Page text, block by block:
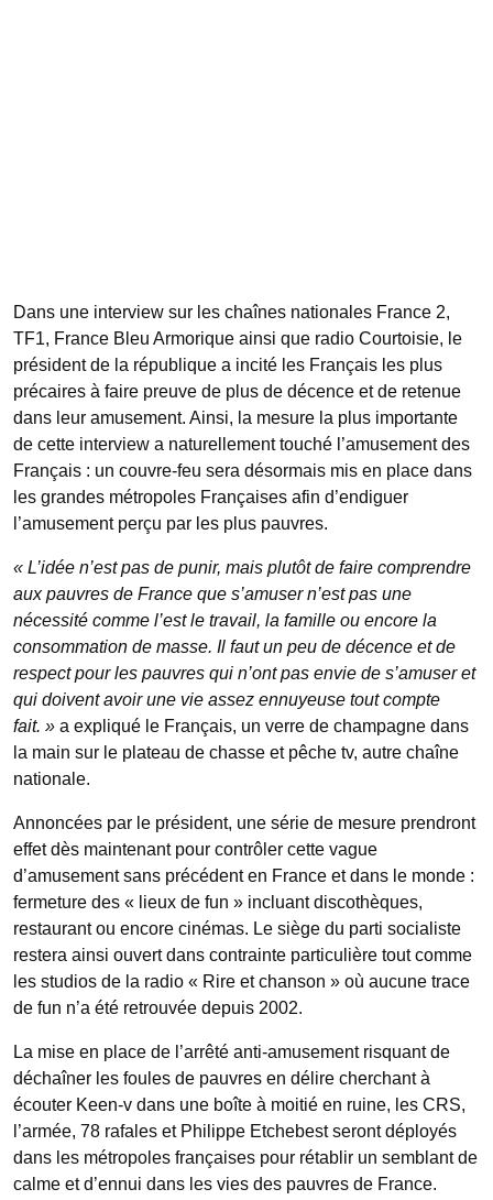
Dans une interview sur les chaînes nationales France 2,
TF1, France Bleu Armorique ainsi que radio Courtoisie, le
président de la république a incité les Français les plus
précaires à faire preuve de plus de décence et de retenue
dans leur amusement. Ainsi, la mesure la plus importante
de cette interview a naturellement touché l’amusement des
Français : un couvre-feu sera désormais mis en place dans
les grandes métropoles Françaises afin d’endiguer
l’amusement perçu par les plus pauvres.
« L’idée n’est pas de punir, mais plutôt de faire comprendre
aux pauvres de France que s’amuser n’est pas une
nécessité comme l’est le travail, la famille ou encore la
consommation de masse. Il faut un peu de décence et de
respect pour les pauvres qui n’ont pas envie de s’amuser et
qui doivent avoir une vie assez ennuyeuse tout compte
fait. » a expliqué le Français, un verre de champagne dans
la main sur le plateau de chasse et pêche tv, autre chaîne
nationale.
Annoncées par le président, une série de mesure prendront
effet dès maintenant pour contrôler cette vague
d’amusement sans précédent en France et dans le monde :
fermeture des « lieux de fun » incluant discothèques,
restaurant ou encore cinémas. Le siège du parti socialiste
restera ainsi ouvert dans contrainte particulière tout comme
les studios de la radio « Rire et chanson » où aucune trace
de fun n’a été retrouvée depuis 2002.
La mise en place de l’arrêté anti-amusement risquant de
déchaîner les foules de pauvres en délire cherchant à
écouter Keen-v dans une boîte à moitié en ruine, les CRS,
l’armée, 78 rafales et Philippe Etchebest seront déployés
dans les métropoles françaises pour rétablir un semblant de
calme et d’ennui dans les vies des pauvres de France.